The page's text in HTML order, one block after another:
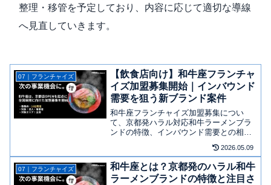
整理・移管を予定しており、内容に応じて適切な導線
へ見直していきます。
07｜フランチャイズ
【飲食店向け】和牛座フランチャ
イズ加盟募集開始｜インバウンド
需要を狙う新ブランド案件
和牛座フランチャイズ加盟募集につい
て、京都発ハラル対応和牛ラーメンブラ
ンドの特徴、インバウンド需要との相
性、加盟検討時の確認ポイントを解説し
2026.05.09
07｜フランチャイズ
和牛座とは？京都発のハラル和牛
ラーメンブランドの特徴と注目さ